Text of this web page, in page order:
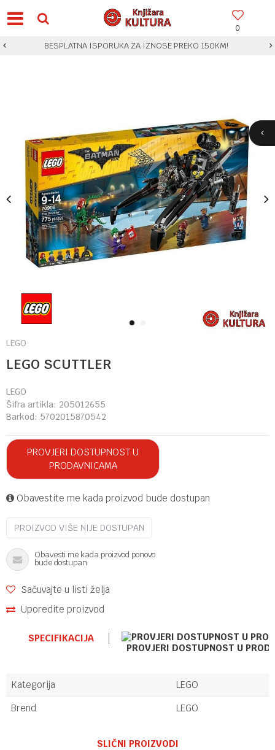
0
BESPLATNA ISPORUKA ZA IZNOSE PREKO 150KM!
1
LEGO
LEGO SCUTTLER
LEGO
Šifra artikla: 205012655
Barkod: 5702015870542
PROVJERI DOSTUPNOST U
PRODAVNICAMA
Obavestite me kada proizvod bude dostupan
PROIZVOD VIŠE NIJE DOSTUPAN
Obavesti me kada proizvod ponovo
bude dostupan
Sačuvajte u listi želja
Uporedite proizvod
SPECIFIKACIJA
PROVJERI DOSTUPNOST U
Kategorija
LEGO
Brend
LEGO
SLIČNI PROIZVODI